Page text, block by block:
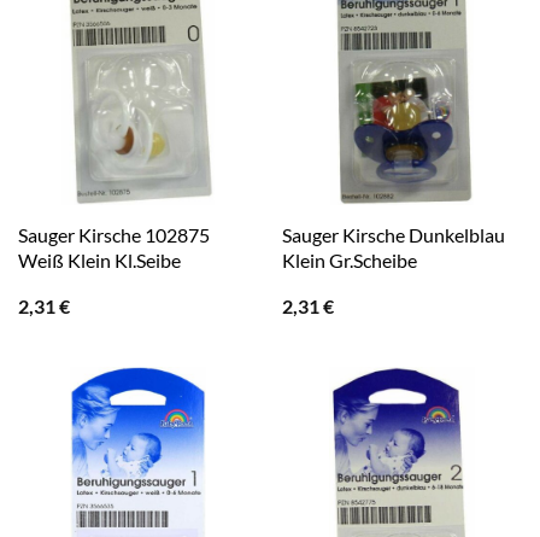
Sauger Kirsche 102875
Weiß Klein Kl.Seibe
2,31€
Sauger Kirsche Dunkelblau
Klein Gr.Scheibe
2,31€